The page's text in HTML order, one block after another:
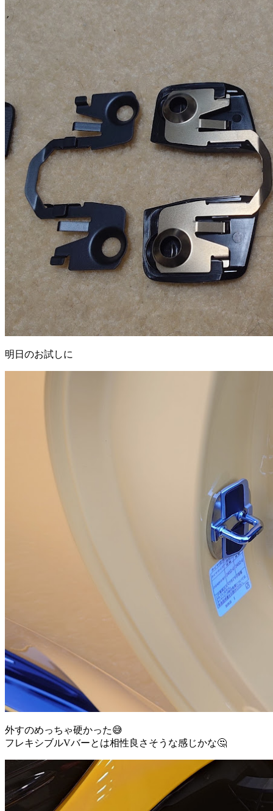
明日のお試しに
外すのめっちゃ硬かった😅
フレキシブルVバーとは相性良さそうな感じかな🤔